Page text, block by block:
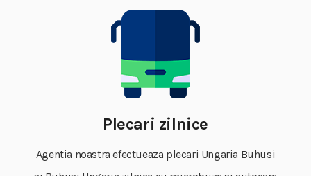
Plecari zilnice
Agentia noastra efectueaza plecari Ungaria Buhusi